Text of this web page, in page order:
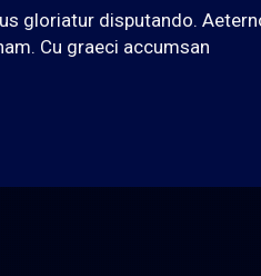
gloriatur disputando.
Cu graeci accumsan